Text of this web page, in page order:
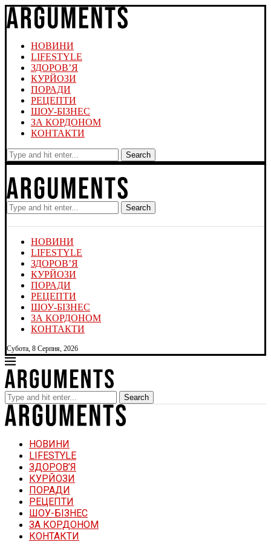
НОВИНИ
LIFESTYLE
ЗДОРОВ’Я
КУРЙОЗИ
ПОРАДИ
РЕЦЕПТИ
ШОУ-БІЗНЕС
ЗА КОРДОНОМ
КОНТАКТИ
Search
Search
НОВИНИ
LIFESTYLE
ЗДОРОВ’Я
КУРЙОЗИ
ПОРАДИ
РЕЦЕПТИ
ШОУ-БІЗНЕС
ЗА КОРДОНОМ
КОНТАКТИ
Субота, 8 Серпня, 2026
Search
НОВИНИ
LIFESTYLE
ЗДОРОВ’Я
КУРЙОЗИ
ПОРАДИ
РЕЦЕПТИ
ШОУ-БІЗНЕС
ЗА КОРДОНОМ
КОНТАКТИ